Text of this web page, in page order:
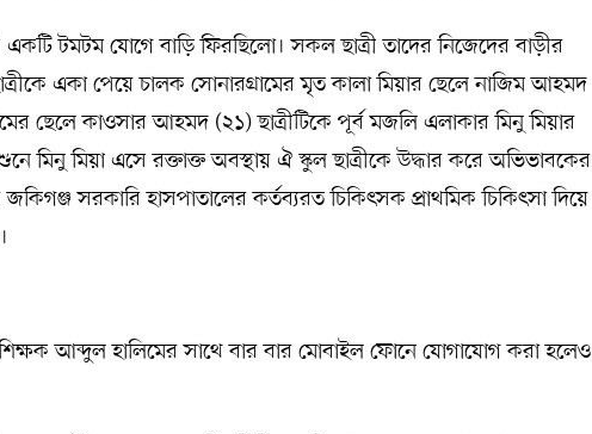
টমটম যোগে বাড়ি ফিরছিলো। সকল ছাত্রী তাদের নিজেদের বাড়ীর
একা পেয়ে চালক সোনারগ্রামের মৃত কালা মিয়ার ছেলে নাজিম আহমদ
ছেলে কাওসার আহমদ (২১) ছাত্রীটিকে পূর্ব মজলি এলাকার মিনু মিয়ার
মিনু মিয়া এসে রক্তাক্ত অবস্থায় ঐ স্কুল ছাত্রীকে উদ্ধার করে অভিভাবকের
সরকারি হাসপাতালের কর্তব্যরত চিকিৎসক প্রাথমিক চিকিৎসা দিয়ে
আব্দুল হালিমের সাথে বার বার মোবাইল ফোনে যোগাযোগ করা হলেও